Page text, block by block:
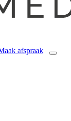
afspraak